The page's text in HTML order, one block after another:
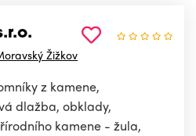
Žižkov
z kamene,
dlažba, obklady,
kamene - žula,